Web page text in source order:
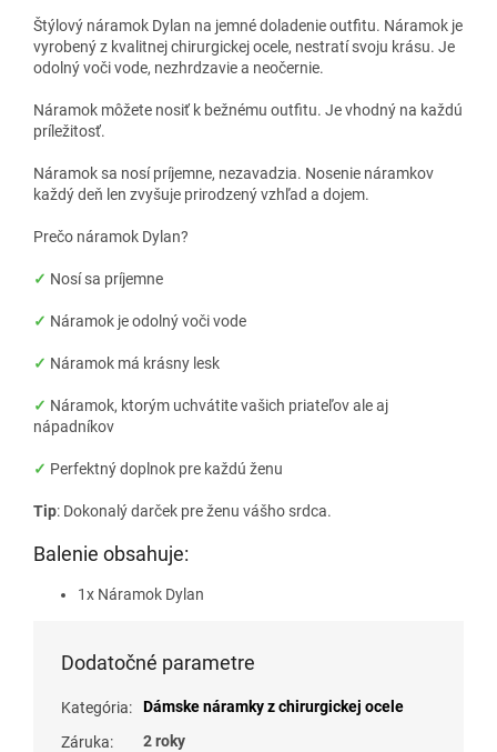
Štýlový náramok Dylan na jemné doladenie outfitu. Náramok je
vyrobený z kvalitnej chirurgickej ocele, nestratí svoju krásu. Je
odolný voči vode, nezhrdzavie a neočernie.
Náramok môžete nosiť k bežnému outfitu. Je vhodný na každú
príležitosť.
Náramok sa nosí príjemne, nezavadzia. Nosenie náramkov
každý deň len zvyšuje prirodzený vzhľad a dojem.
Prečo náramok Dylan?
✓ Nosí sa príjemne
✓ Náramok je odolný voči vode
✓ Náramok má krásny lesk
✓ Náramok, ktorým uchvátite vašich priateľov ale aj
nápadníkov
✓ Perfektný doplnok pre každú ženu
Tip: Dokonalý darček pre ženu vášho srdca.
Balenie obsahuje:
1x Náramok Dylan
Dodatočné parametre
Kategória:
Dámske náramky z chirurgickej ocele
Záruka:
2 roky